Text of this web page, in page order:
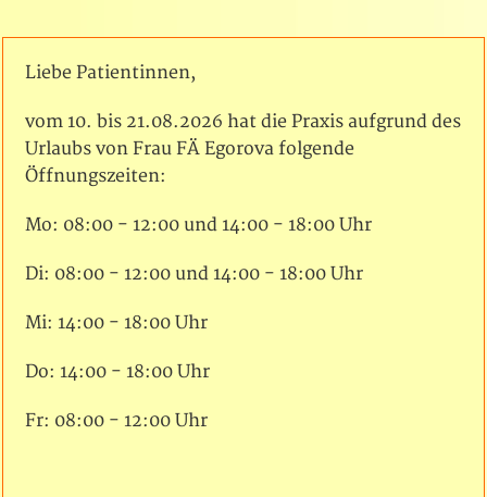
Liebe Patientinnen,
vom 10. bis 21.08.2026 hat die Praxis aufgrund des
Urlaubs von Frau FÄ Egorova folgende
Öffnungszeiten:
Mo: 08:00 - 12:00 und 14:00 - 18:00 Uhr
Di: 08:00 - 12:00 und 14:00 - 18:00 Uhr
Mi: 14:00 - 18:00 Uhr
Do: 14:00 - 18:00 Uhr
Fr: 08:00 - 12:00 Uhr